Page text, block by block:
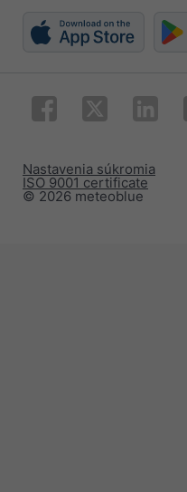
© 2026 meteoblue
ISO 9001 certificate
Nastavenia súkromia